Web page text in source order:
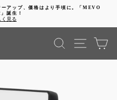
動
アップ、価格はより手頃に。「MEVO
誕生！
く見る
検索 SITE